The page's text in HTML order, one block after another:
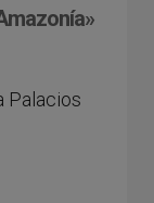
Palacios